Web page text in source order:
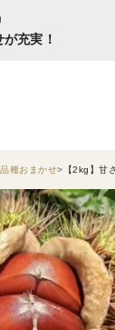
充実！
品種おまかせ 【2kg】甘